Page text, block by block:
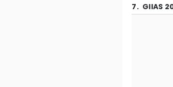
7. GIIAS